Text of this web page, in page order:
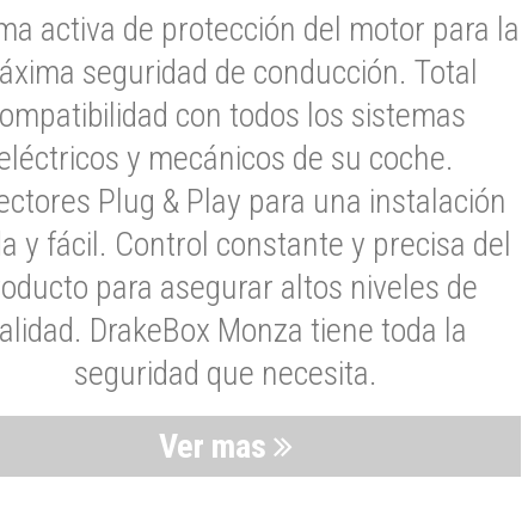
activa de protección del motor para la
seguridad de conducción. Total
con todos los sistemas
y mecánicos de su coche.
Plug & Play para una instalación
y fácil. Control constante y precisa del
para asegurar altos niveles de
DrakeBox Monza tiene toda la
seguridad que necesita.
Ver mas